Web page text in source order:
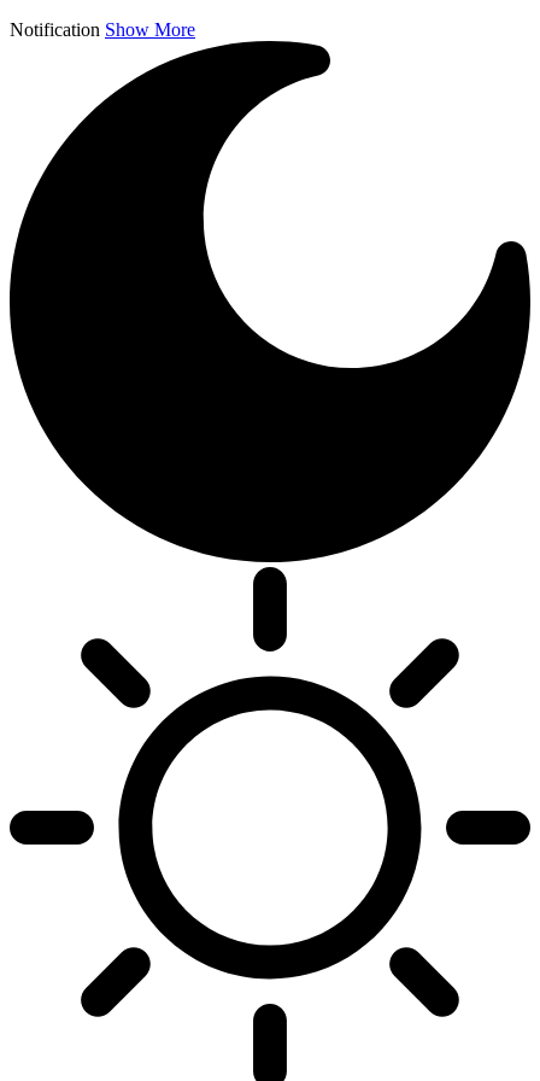
Notification Show More